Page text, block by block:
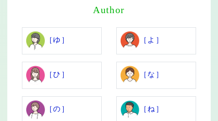
Author
［ゆ］ ［よ］
［ひ］ ［な］
［の］ ［ね］